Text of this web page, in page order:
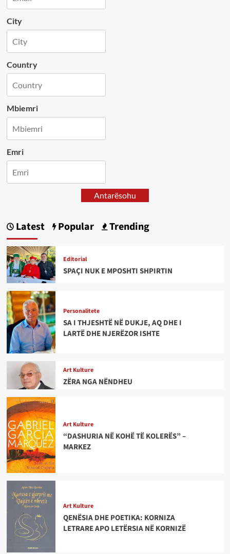
City
Country
Mbiemri
Emri
Antarësohu
Latest Popular Trending
Editorial
SPAÇI NUK E MPOSHTI SHPIRTIN
Personalitete
SA I THJESHTË NË DUKJE, AQ DHE I
LARTË DHE NJERËZOR ISHTE
Art Kulture
ZËRA NGA NËNDHEU
Art Kulture
“DASHURIA NË KOHË TË KOLERËS” –
MARKEZ
Art Kulture
QENËSIA DHE POETIKA: KORNIZA
LETRARE APO LETËRSIA NË KORNIZË